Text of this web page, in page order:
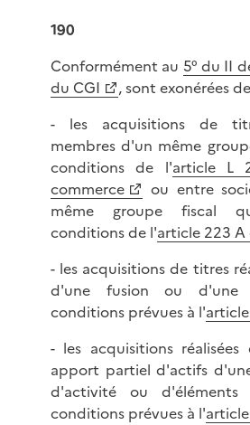
190
Conformément au 5° du II
du CGI
, sont exonérées
- les acquisitions de
membres d'un même
conditions de l'article L
commerce
ou entre
même groupe fiscal
conditions de l'article 223 A
- les acquisitions de titres
d'une fusion ou d'une
conditions prévues à l'
- les acquisitions
apport partiel d'actifs
d'activité ou d'éléments
conditions prévues à l'